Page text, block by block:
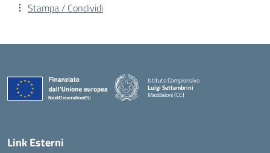
Stampa / Condividi
Istituto Comprensivo
Luigi Settembrini
Maddaloni (CE)
Link Esterni